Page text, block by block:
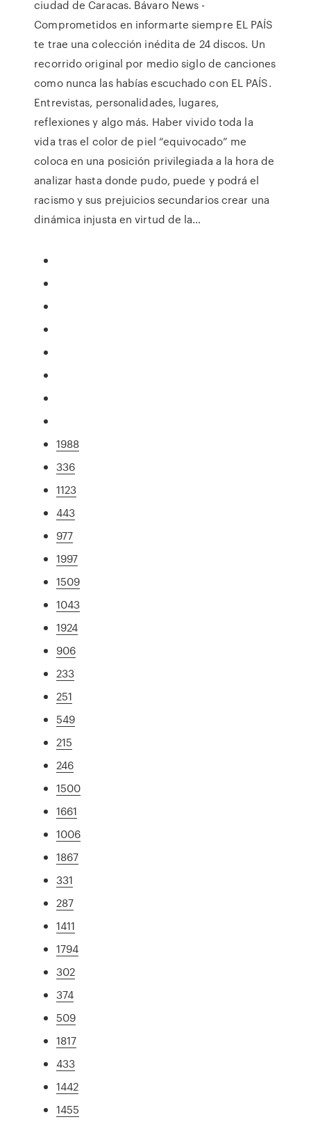
ciudad de Caracas. Bávaro News -
Comprometidos en informarte siempre EL PAÍS
te trae una colección inédita de 24 discos. Un
recorrido original por medio siglo de canciones
como nunca las habías escuchado con EL PAÍS.
Entrevistas, personalidades, lugares,
reflexiones y algo más. Haber vivido toda la
vida tras el color de piel “equivocado” me
coloca en una posición privilegiada a la hora de
analizar hasta donde pudo, puede y podrá el
racismo y sus prejuicios secundarios crear una
dinámica injusta en virtud de la…
1988
336
1123
443
977
1997
1509
1043
1924
906
233
251
549
215
246
1500
1661
1006
1867
331
287
1411
1794
302
374
509
1817
433
1442
1455